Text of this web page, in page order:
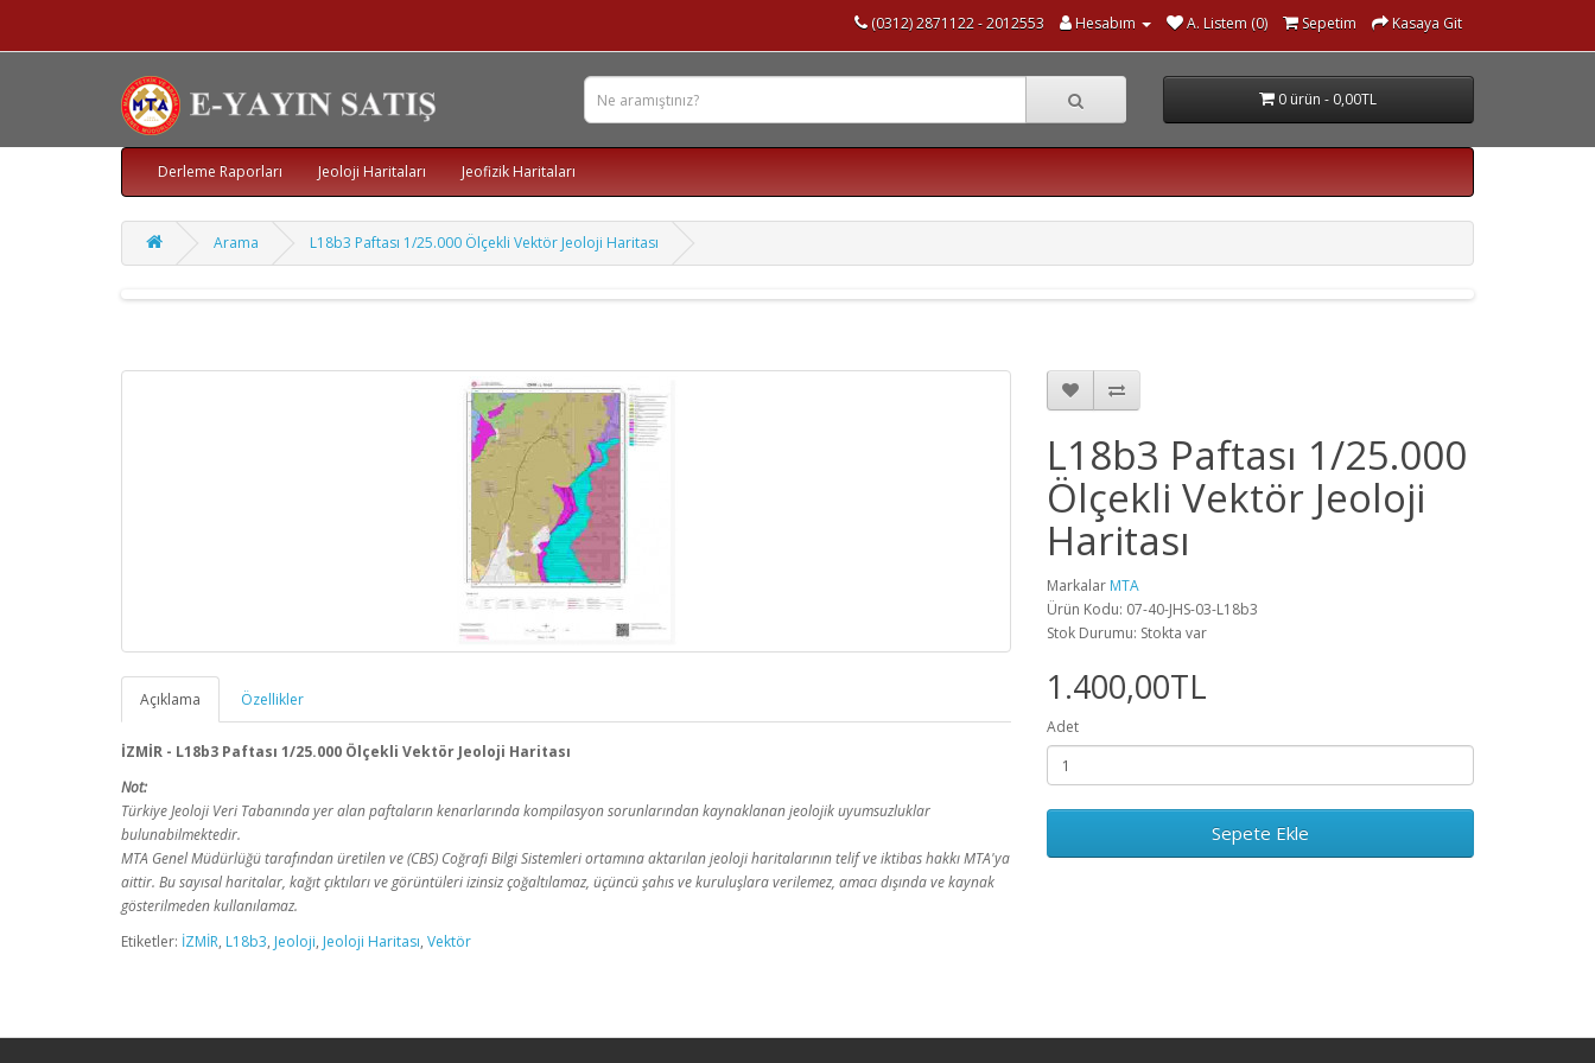
(0312) 2871122 - 2012553 Hesabım A. Listem (0) Sepetim Kasaya Git
0 ürün - 0,00TL
Derleme Raporları Jeoloji Haritaları Jeofizik Haritaları
Arama L18b3 Paftası 1/25.000 Ölçekli Vektör Jeoloji Haritası
Açıklama Özellikler
İZMİR - L18b3 Paftası 1/25.000 Ölçekli Vektör Jeoloji Haritası
Not:
Türkiye Jeoloji Veri Tabanında yer alan paftaların kenarlarında kompilasyon sorunlarından kaynaklanan jeolojik uyumsuzluklar
bulunabilmektedir.
MTA Genel Müdürlüğü tarafından üretilen ve (CBS) Coğrafi Bilgi Sistemleri ortamına aktarılan jeoloji haritalarının telif ve iktibas hakkı MTA'ya
aittir. Bu sayısal haritalar, kağıt çıktıları ve görüntüleri izinsiz çoğaltılamaz, üçüncü şahıs ve kuruluşlara verilemez, amacı dışında ve kaynak
gösterilmeden kullanılamaz.
L18b3 Paftası 1/25.000
Ölçekli Vektör Jeoloji
Haritası
Markalar MTA
Ürün Kodu: 07-40-JHS-03-L18b3
Stok Durumu: Stokta var
1.400,00TL
Adet
Sepete Ekle
Etiketler: İZMİR, L18b3, Jeoloji, Jeoloji Haritası, Vektör